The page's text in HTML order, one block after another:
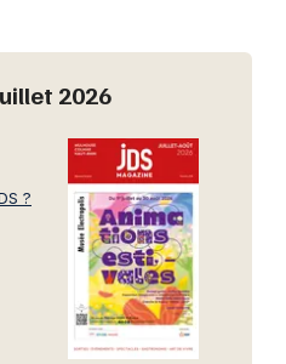
2026
?